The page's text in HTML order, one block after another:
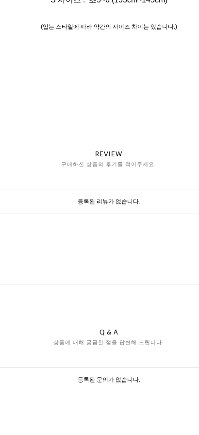
(입는 스타일에 따라 약간의 사이즈 차이는 있습니다.)
REVIEW
구매하신 상품의 후기를 적어주세요.
등록된 리뷰가 없습니다.
Q & A
상품에 대해 궁금한 점을 답변해 드립니다.
등록된 문의가 없습니다.